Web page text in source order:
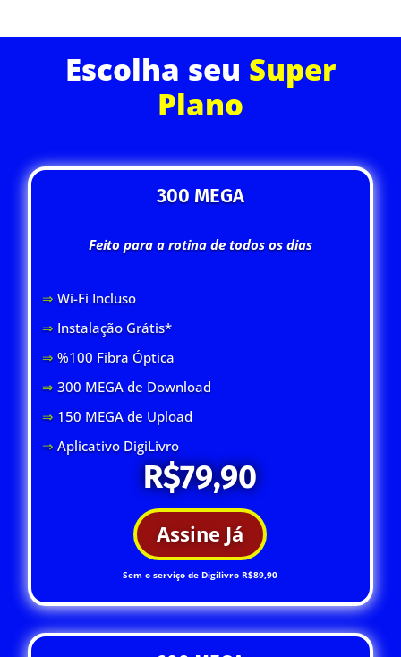
Escolha seu Super
Plano
300 MEGA
Feito para a rotina de todos os dias
⇒ Wi-Fi Incluso
⇒ Instalação Grátis*
⇒ %100 Fibra Óptica
⇒ 300 MEGA de Download
⇒ 150 MEGA de Upload
⇒Aplicativo DigiLivro
R$79,90
Assine Já
Sem o serviço de Digilivro R$89,90